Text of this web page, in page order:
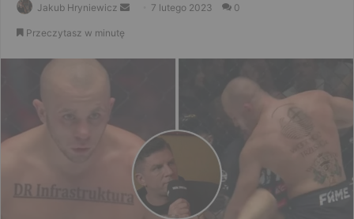
Jakub Hryniewicz
Send 7 lutego 2023 0
Przeczytasz w minutę